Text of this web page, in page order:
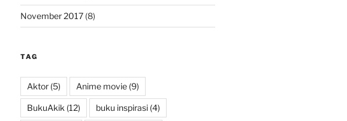
November 2017(8)
TAG
Aktor(5) Anime movie(9)
BukuAkik (12) buku inspirasi(4)